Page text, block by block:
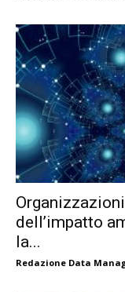
dell’impatto
la...
Redazione Data